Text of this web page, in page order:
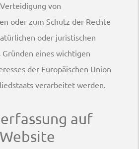
von
oder zum Schutz der Rechte
oder juristischen
Gründen eines wichtigen
der Europäischen Union
verarbeitet werden.
auf